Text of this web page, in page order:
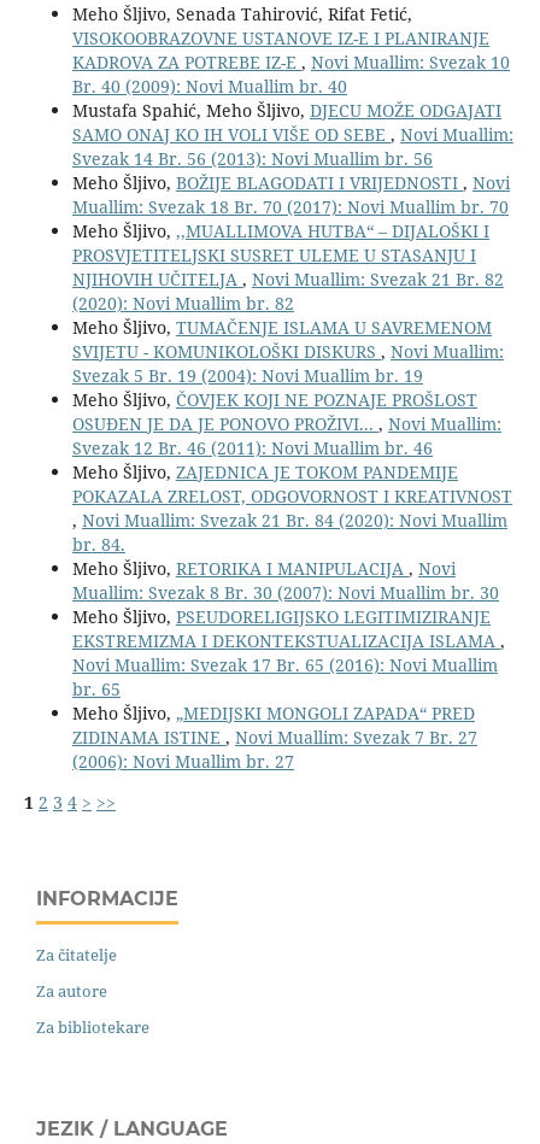
Meho Šljivo, Senada Tahirović, Rifat Fetić,
VISOKOOBRAZOVNE USTANOVE IZ-E I PLANIRANJE
KADROVA ZA POTREBE IZ-E , Novi Muallim: Svezak 10
Br. 40 (2009): Novi Muallim br. 40
Mustafa Spahić, Meho Šljivo, DJECU MOŽE ODGAJATI
SAMO ONAJ KO IH VOLI VIŠE OD SEBE , Novi Muallim:
Svezak 14 Br. 56 (2013): Novi Muallim br. 56
Meho Šljivo, BOŽIJE BLAGODATI I VRIJEDNOSTI , Novi
Muallim: Svezak 18 Br. 70 (2017): Novi Muallim br. 70
Meho Šljivo, ,,MUALLIMOVA HUTBA“ – DIJALOŠKI I
PROSVJETITELJSKI SUSRET ULEME U STASANJU I
NJIHOVIH UČITELJA , Novi Muallim: Svezak 21 Br. 82
(2020): Novi Muallim br. 82
Meho Šljivo, TUMAČENJE ISLAMA U SAVREMENOM
SVIJETU - KOMUNIKOLOŠKI DISKURS , Novi Muallim:
Svezak 5 Br. 19 (2004): Novi Muallim br. 19
Meho Šljivo, ČOVJEK KOJI NE POZNAJE PROŠLOST
OSUĐEN JE DA JE PONOVO PROŽIVI... , Novi Muallim:
Svezak 12 Br. 46 (2011): Novi Muallim br. 46
Meho Šljivo, ZAJEDNICA JE TOKOM PANDEMIJE
POKAZALA ZRELOST, ODGOVORNOST I KREATIVNOST
, Novi Muallim: Svezak 21 Br. 84 (2020): Novi Muallim
br. 84.
Meho Šljivo, RETORIKA I MANIPULACIJA , Novi
Muallim: Svezak 8 Br. 30 (2007): Novi Muallim br. 30
Meho Šljivo, PSEUDORELIGIJSKO LEGITIMIZIRANJE
EKSTREMIZMA I DEKONTEKSTUALIZACIJA ISLAMA ,
Novi Muallim: Svezak 17 Br. 65 (2016): Novi Muallim
br. 65
Meho Šljivo, „MEDIJSKI MONGOLI ZAPADA“ PRED
ZIDINAMA ISTINE , Novi Muallim: Svezak 7 Br. 27
(2006): Novi Muallim br. 27
1 2 3 4 > >>
INFORMACIJE
Za čitatelje
Za autore
Za bibliotekare
JEZIK / LANGUAGE